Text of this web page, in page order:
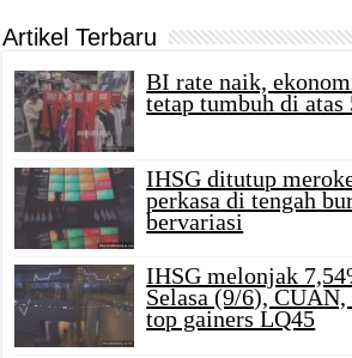
Artikel Terbaru
BI rate naik,
tetap tumbuh di atas
IHSG ditutup
perkasa di tengah
bervariasi
IHSG melonjak
Selasa (9/6),
top gainers LQ45